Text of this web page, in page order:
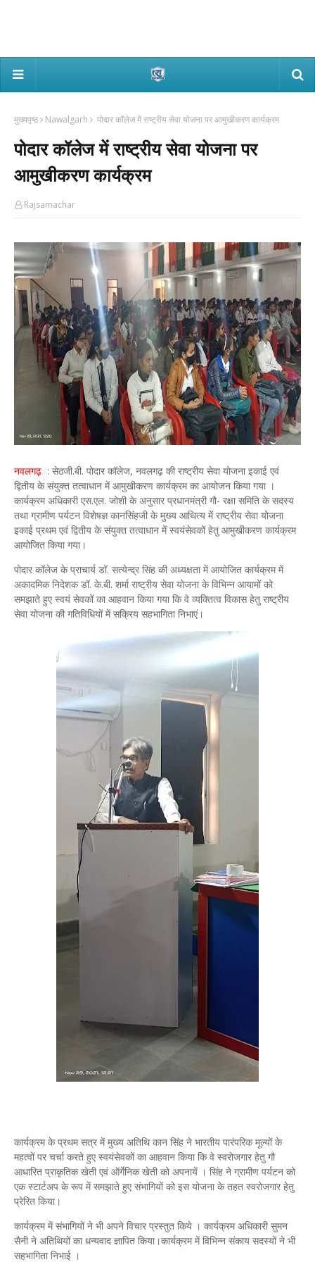
मुख्यपृष्ठ Nawalgarh पोदार कॉलेज में राष्ट्रीय सेवा योजना पर आमुखीकरण कार्यक्रम
पोदार कॉलेज में राष्ट्रीय सेवा योजना पर
आमुखीकरण कार्यक्रम
Rajsamachar
नवलगढ़ : सेठजी.बी. पोदार कॉलेज, नवलगढ़ की राष्ट्रीय सेवा योजना इकाई एवं
द्वितीय के संयुक्त तत्वाधान में आमुखीकरण कार्यक्रम का आयोजन किया गया ।
कार्यक्रम अधिकारी एस.एल. जोशी के अनुसार प्रधानमंत्री गौ- रक्षा समिति के सदस्य
तथा ग्रामीण पर्यटन विशेषज्ञ कानसिंहजी के मुख्य आथित्य में राष्ट्रीय सेवा योजना
इकाई प्रथम एवं द्वितीय के संयुक्त तत्वाधान में स्वयंसेवकों हेतु आमुखीकरण कार्यक्रम
आयोजित किया गया।
पोदार कॉलेज के प्राचार्य डॉ. सत्येन्द्र सिंह की अध्यक्षता में आयोजित कार्यक्रम में
अकादमिक निदेशक डॉ. के.बी. शर्मा राष्ट्रीय सेवा योजना के विभिन्न आयामों को
समझाते हुए स्वयं सेवकों का आहवान किया गया कि वे व्यक्तित्व विकास हेतु राष्ट्रीय
सेवा योजना की गतिविधियों में सक्रिय सहभागिता निभाएं।
कार्यक्रम के प्रथम सत्र में मुख्य अतिथि कान सिंह ने भारतीय पारंपरिक मूल्यों के
महत्वों पर चर्चा करते हुए स्वयंसेवकों का आहवान किया कि वे स्वरोजगार हेतु गौ
आधारित प्राकृतिक खेती एवं ऑर्गेनिक खेती को अपनायें । सिंह ने ग्रामीण पर्यटन को
एक स्टार्टअप के रूप में समझाते हुए संभागियों को इस योजना के तहत स्वरोजगार हेतु
प्रेरित किया।
कार्यक्रम में संभागियों ने भी अपने विचार प्रस्तुत किये । कार्यक्रम अधिकारी सुमन
सैनी ने अतिथियों का धन्यवाद ज्ञापित किया।कार्यक्रम में विभिन्न संकाय सदस्यों ने भी
सहभागिता निभाई ।